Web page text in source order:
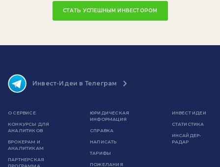
СТАТЬ УСПЕШНЫМ ИНВЕСТОРОМ
Инвест-Идеи в Телеграм
О СЕРВИСЕ
КОНКУРСЫ ДЛЯ
АНАЛИТИКОВ
БРОКЕРАМ И
АНАЛИТИКАМ
ПАРТНЕРСКАЯ
ПРОГРАММА
ЮРИДИЧЕСКАЯ
ИНФОРМАЦИЯ
СПРАВКА
НАПИСАТЬ
ТАРИФЫ
ПОЖЕЛАНИЯ
ИНВЕСТ ИДЕИ
СТАТИСТИКА
ИНСАЙДЕР-
РАДАР